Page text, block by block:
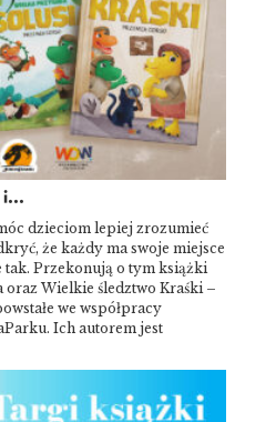
i...
dzieciom lepiej zrozumieć
że każdy ma swoje miejsce
tak. Przekonują o tym książki
Wielkie śledztwo Kraśki –
we współpracy
Ich autorem jest